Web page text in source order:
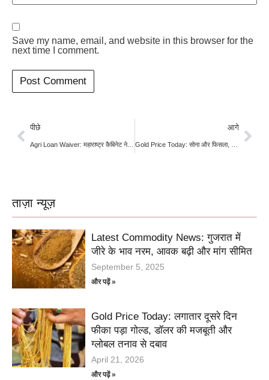
Save my name, email, and website in this browser for the
next time I comment.
पीछे
Agri Loan Waiver: महाराष्ट्र कैबिनेट ने 2 लाख रुपये तक की कृषि कर्जमाफी को दी मंजूरी, 56 लाख किसानों को मिलेगा लाभ
आगे
ताज़ा न्यूज़
Latest Commodity News: गुजरात में
जीरे के भाव नरम, आवक बढ़ी और मांग सीमित
September 5, 2025
और पढ़ें »
Gold Price Today: लगातार दूसरे दिन
फीका पड़ा गोल्ड, डॉलर की मजबूती और
ग्लोबल तनाव से दबाव
April 21, 2026
और पढ़ें »